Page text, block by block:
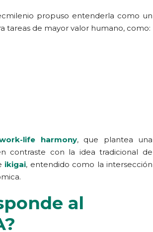
propuso entenderla como un
tareas de mayor valor humano, como:
life harmony, que plantea una
contraste con la idea tradicional de
ikigai, entendido como la intersección
al